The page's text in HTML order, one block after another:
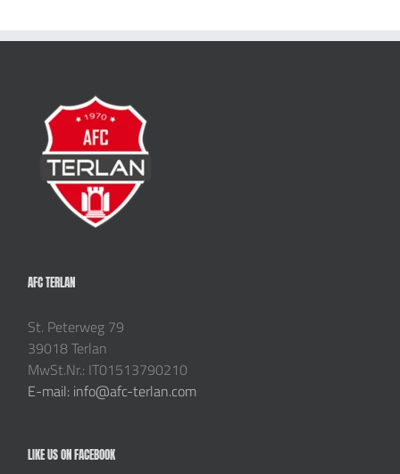
AFC TERLAN
St. Peterweg 79
39018 Terlan
MwSt.Nr.: IT01513790210
E-mail: info@afc-terlan.com
LIKE US ON FACEBOOK